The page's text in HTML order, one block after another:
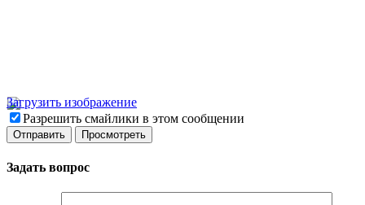
Загрузить изображение
Разрешить смайлики в этом сообщении
Задать вопрос